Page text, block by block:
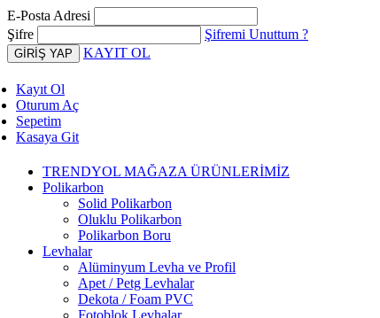
E-Posta Adresi
Şifre
Şifremi Unuttum ?
KAYIT OL
Kayıt Ol
Oturum Aç
Sepetim
Kasaya Git
TRENDYOL MAĞAZA ÜRÜNLERİMİZ
Polikarbon
Solid Polikarbon
Oluklu Polikarbon
Polikarbon Boru
Levhalar
Alüminyum Levha ve Profil
Apet / Petg Levhalar
Dekota / Foam PVC
Fotoblok Levhalar